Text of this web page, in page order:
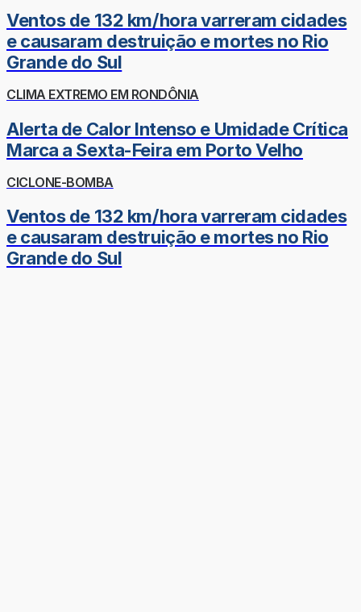
Ventos de 132 km/hora varreram cidades
e causaram destruição e mortes no Rio
Grande do Sul
CLIMA EXTREMO EM RONDÔNIA
Alerta de Calor Intenso e Umidade Crítica
Marca a Sexta-Feira em Porto Velho
CICLONE-BOMBA
Ventos de 132 km/hora varreram cidades
e causaram destruição e mortes no Rio
Grande do Sul